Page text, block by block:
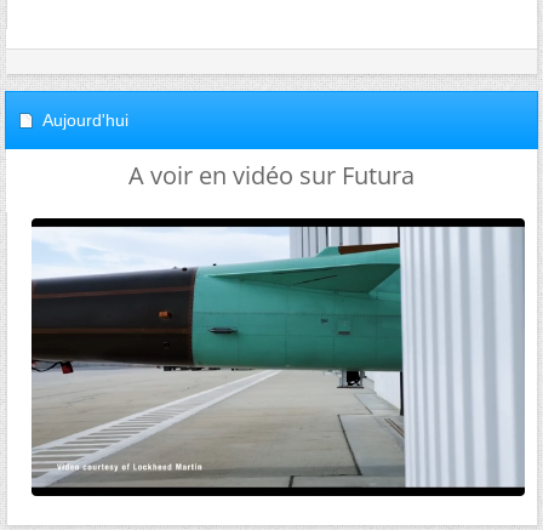
Aujourd'hui
A voir en vidéo sur Futura